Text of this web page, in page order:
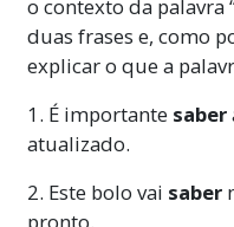
o contexto da palavra
duas frases e, como
explicar o que a
1. É importante saber
atualizado.
2. Este bolo vai saber